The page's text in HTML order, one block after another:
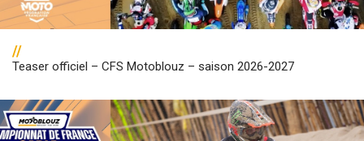
//
Teaser officiel – CFS Motoblouz – saison 2026-2027